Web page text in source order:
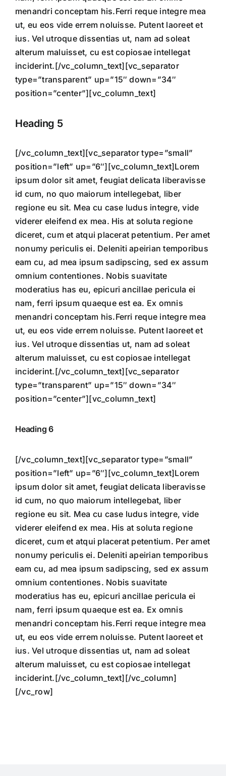
menandri conceptam his.Ferri reque integre mea
ut, eu eos vide errem noluisse. Putent laoreet et
ius. Vel utroque dissentias ut, nam ad soleat
alterum maluisset, cu est copiosae intellegat
inciderint.[/vc_column_text][vc_separator
type=”transparent” up=”15″ down=”34″
position=”center”][vc_column_text]
Heading 5
[/vc_column_text][vc_separator type=”small”
position=”left” up=”6″][vc_column_text]Lorem
ipsum dolor sit amet, feugiat delicata liberavisse
id cum, no quo maiorum intellegebat, liber
regione eu sit. Mea cu case ludus integre, vide
viderer eleifend ex mea. His at soluta regione
diceret, cum et atqui placerat petentium. Per amet
nonumy periculis ei. Deleniti apeirian temporibus
eam cu, ad mea ipsum sadipscing, sed ex assum
omnium contentiones. Nobis suavitate
moderatius has eu, epicuri ancillae pericula ei
nam, ferri ipsum quaeque est ea. Ex omnis
menandri conceptam his.Ferri reque integre mea
ut, eu eos vide errem noluisse. Putent laoreet et
ius. Vel utroque dissentias ut, nam ad soleat
alterum maluisset, cu est copiosae intellegat
inciderint.[/vc_column_text][vc_separator
type=”transparent” up=”15″ down=”34″
position=”center”][vc_column_text]
Heading 6
[/vc_column_text][vc_separator type=”small”
position=”left” up=”6″][vc_column_text]Lorem
ipsum dolor sit amet, feugiat delicata liberavisse
id cum, no quo maiorum intellegebat, liber
regione eu sit. Mea cu case ludus integre, vide
viderer eleifend ex mea. His at soluta regione
diceret, cum et atqui placerat petentium. Per amet
nonumy periculis ei. Deleniti apeirian temporibus
eam cu, ad mea ipsum sadipscing, sed ex assum
omnium contentiones. Nobis suavitate
moderatius has eu, epicuri ancillae pericula ei
nam, ferri ipsum quaeque est ea. Ex omnis
menandri conceptam his.Ferri reque integre mea
ut, eu eos vide errem noluisse. Putent laoreet et
ius. Vel utroque dissentias ut, nam ad soleat
alterum maluisset, cu est copiosae intellegat
inciderint.[/vc_column_text][/vc_column]
[/vc_row]